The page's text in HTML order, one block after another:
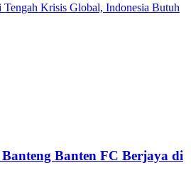
Krisis Global, Indonesia Butuh
Banten FC Berjaya di